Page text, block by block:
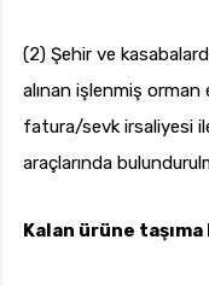
(2) Şehir ve
alınan işlenmiş
fatura/sevk irsaliyesi
araçlarında
Kalan ürüne